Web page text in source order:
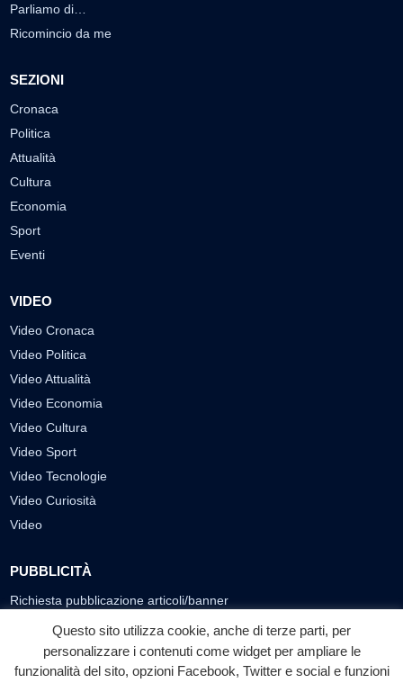
Parliamo di…
Ricomincio da me
SEZIONI
Cronaca
Politica
Attualità
Cultura
Economia
Sport
Eventi
VIDEO
Video Cronaca
Video Politica
Video Attualità
Video Economia
Video Cultura
Video Sport
Video Tecnologie
Video Curiosità
Video
PUBBLICITÀ
Richiesta pubblicazione articoli/banner
SEGUICI SUI SOCIAL
f ◎ ▶
Questo sito utilizza cookie, anche di terze parti, per
personalizzare i contenuti come widget per ampliare le
funzionalità del sito, opzioni Facebook, Twitter e social e funzioni